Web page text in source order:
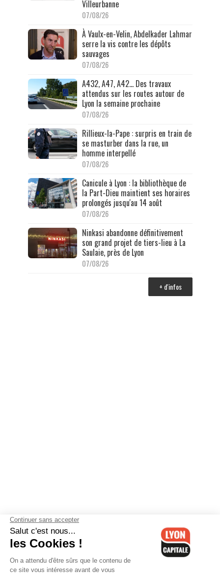
Villeurbanne
07/08/26
À Vaulx-en-Velin, Abdelkader Lahmar
serre la vis contre les dépôts
sauvages
07/08/26
A432, A47, A42… Des travaux
attendus sur les routes autour de
Lyon la semaine prochaine
07/08/26
Rillieux-la-Pape : surpris en train de
se masturber dans la rue, un
homme interpellé
07/08/26
Canicule à Lyon : la bibliothèque de
la Part-Dieu maintient ses horaires
prolongés jusqu'au 14 août
07/08/26
Ninkasi abandonne définitivement
son grand projet de tiers-lieu à La
Saulaie, près de Lyon
07/08/26
+ d'infos